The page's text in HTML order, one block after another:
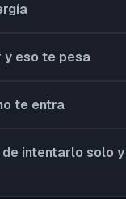
y eso te pesa
te entra
intentarlo solo